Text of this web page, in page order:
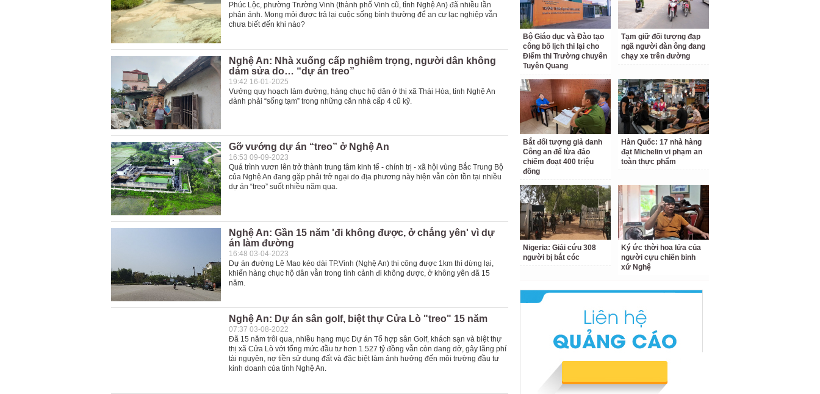
Phúc Lộc, phường Trường Vinh (thành phố Vinh cũ, tỉnh Nghệ An) đã nhiều lần
phản ánh. Mong mỏi được trả lại cuộc sống bình thường để an cư lạc nghiệp vẫn
chưa biết đến khi nào?
Nghệ An: Nhà xuống cấp nghiêm trọng, người dân không
dám sửa do… “dự án treo”
19:42 16-01-2025
Vướng quy hoạch làm đường, hàng chục hộ dân ở thị xã Thái Hòa, tỉnh Nghệ An
đành phải “sống tạm” trong những căn nhà cấp 4 cũ kỹ.
Gỡ vướng dự án “treo” ở Nghệ An
16:53 09-09-2023
Quá trình vươn lên trở thành trung tâm kinh tế - chính trị - xã hội vùng Bắc Trung Bộ
của Nghệ An đang gặp phải trở ngại do địa phương này hiện vẫn còn tồn tại nhiều
dự án “treo” suốt nhiều năm qua.
Nghệ An: Gần 15 năm 'đi không được, ở chẳng yên' vì dự
án làm đường
16:48 03-04-2023
Dự án đường Lê Mao kéo dài TP.Vinh (Nghệ An) thi công được 1km thì dừng lại,
khiến hàng chục hộ dân vẫn trong tình cảnh đi không được, ở không yên đã 15
năm.
Nghệ An: Dự án sân golf, biệt thự Cửa Lò "treo" 15 năm
07:37 03-08-2022
Đã 15 năm trôi qua, nhiều hạng mục Dự án Tổ hợp sân Golf, khách sạn và biệt thự
thị xã Cửa Lò với tổng mức đầu tư hơn 1.527 tỷ đồng vẫn còn dang dở, gây lãng phí
tài nguyên, nợ tiền sử dụng đất và đặc biệt làm ảnh hưởng đến môi trường đầu tư
kinh doanh của tỉnh Nghệ An.
Bộ Giáo dục và Đào tạo
công bố lịch thi lại cho
Điểm thi Trường chuyên
Tuyên Quang
Tạm giữ đối tượng đạp
ngã người đàn ông đang
chạy xe trên đường
Bắt đối tượng giả danh
Công an để lừa đảo
chiếm đoạt 400 triệu
đồng
Hàn Quốc: 17 nhà hàng
đạt Michelin vi phạm an
toàn thực phẩm
Nigeria: Giải cứu 308
người bị bắt cóc
Ký ức thời hoa lửa của
người cựu chiến binh
xứ Nghệ